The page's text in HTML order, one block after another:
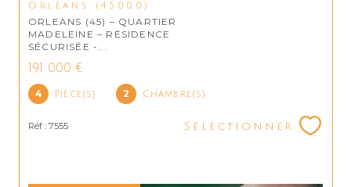
Orléans (45000)
ORLEANS (45) – QUARTIER
MADELEINE – RÉSIDENCE
SÉCURISÉE -...
191 000 €
4 Pièce(s) 2 Chambre(s)
Réf : 7555 Sélectionner